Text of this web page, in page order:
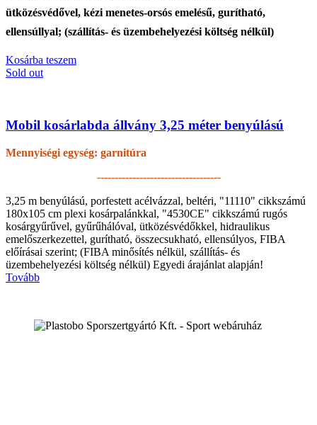
ütközésvédővel, kézi menetes-orsós emelésű, gurítható,
ellensúllyal; (szállítás- és üzembehelyezési költség nélkül)
Kosárba teszem
Sold out
Mobil kosárlabda állvány 3,25 méter benyúlású
Mennyiségi egység: garnitúra
-----------------------------------
3,25 m benyúlású, porfestett acélvázzal, beltéri, "11110" cikkszámú
180x105 cm plexi kosárpalánkkal, "4530CE" cikkszámú rugós
kosárgyűrűvel, gyűrűhálóval, ütközésvédőkkel, hidraulikus
emelőszerkezettel, gurítható, összecsukható, ellensúlyos, FIBA
előírásai szerint; (FIBA minősítés nélkül, szállítás- és
üzembehelyezési költség nélkül) Egyedi árajánlat alapján!
Tovább